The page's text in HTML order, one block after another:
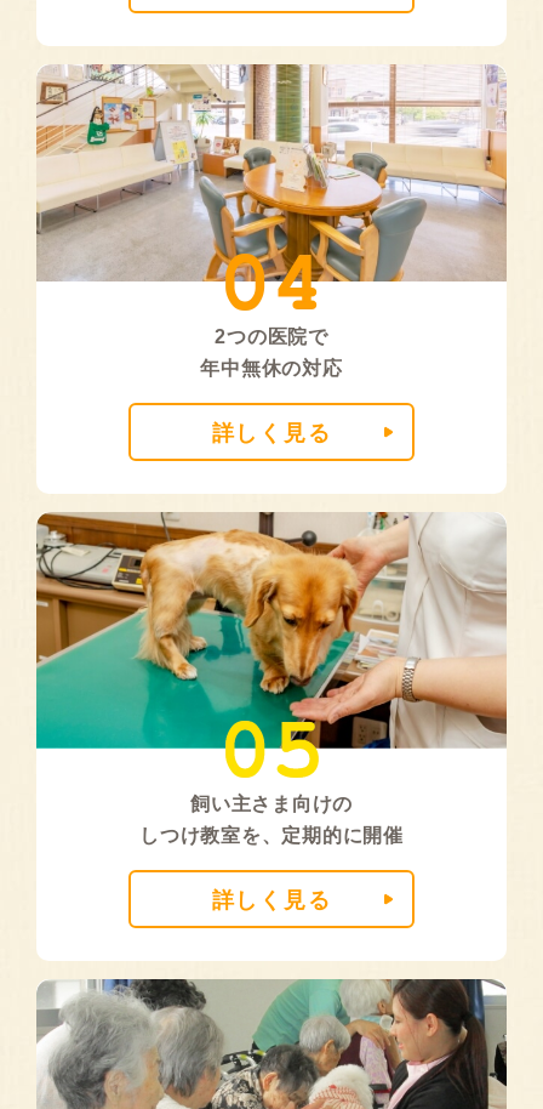
2つの医院で
年中無休の対応
詳しく見る
飼い主さま向けの
しつけ教室を、定期的に開催
詳しく見る